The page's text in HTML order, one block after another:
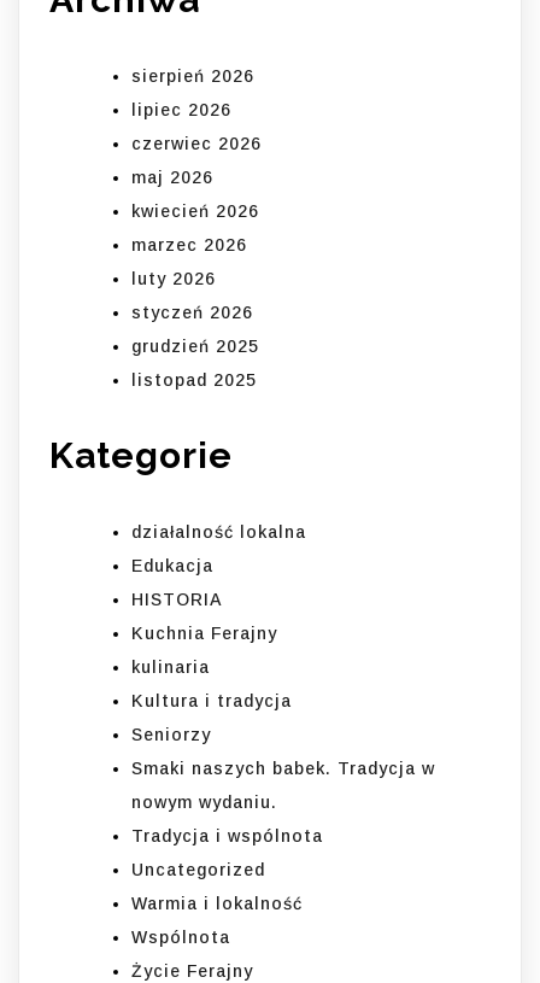
sierpień 2026
lipiec 2026
czerwiec 2026
maj 2026
kwiecień 2026
marzec 2026
luty 2026
styczeń 2026
grudzień 2025
listopad 2025
Kategorie
działalność lokalna
Edukacja
HISTORIA
Kuchnia Ferajny
kulinaria
Kultura i tradycja
Seniorzy
Smaki naszych babek. Tradycja w
nowym wydaniu.
Tradycja i wspólnota
Uncategorized
Warmia i lokalność
Wspólnota
Życie Ferajny